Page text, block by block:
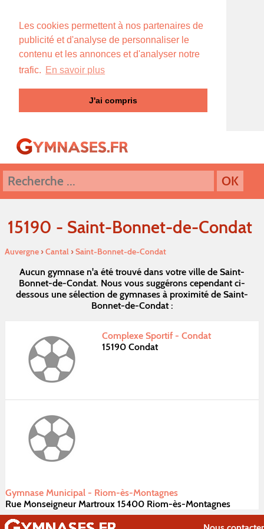
Les cookies permettent à nos partenaires de
publicité et d'analyse de personnaliser le
contenu et les annonces et d'analyser notre
trafic. En savoir plus
J'ai compris
15190 - Saint-Bonnet-de-Condat
Auvergne›Cantal›Saint-Bonnet-de-Condat
Aucun gymnase n'a été trouvé dans votre ville de Saint-
Bonnet-de-Condat. Nous vous suggérons cependant ci-
dessous une sélection de gymnases à proximité de Saint-
Bonnet-de-Condat :
Complexe Sportif - Condat
15190 Condat
Gymnase Municipal - Riom-ès-Montagnes
Rue Monseigneur Martroux 15400 Riom-ès-Montagnes